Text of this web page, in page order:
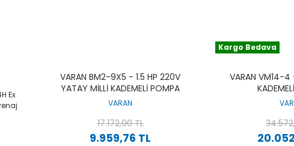
VARAN BM2-9X5 - 1.5 HP 220V
YATAY MILLI KADEMELI POMPA
VARAN
9.959,76 TL
17.172,00 TL
Kargo Bedava
VARAN VM14-4